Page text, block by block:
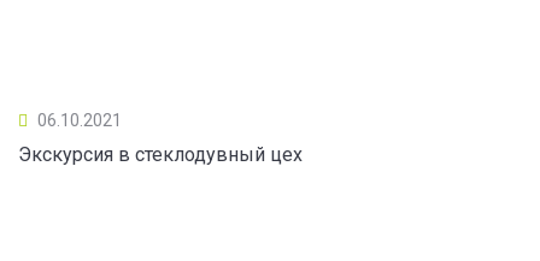
06.10.2021
Экскурсия в стеклодувный цех